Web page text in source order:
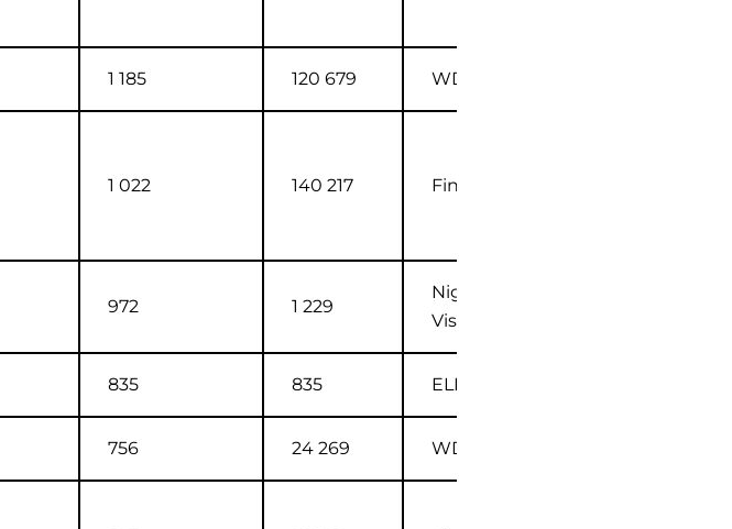
1 185 120 679 WDS FI
1 022 140 217 Finnkino FI
972 1 229
Night
Visions
835 835 ELKE ry
756 24 269 WDS FI